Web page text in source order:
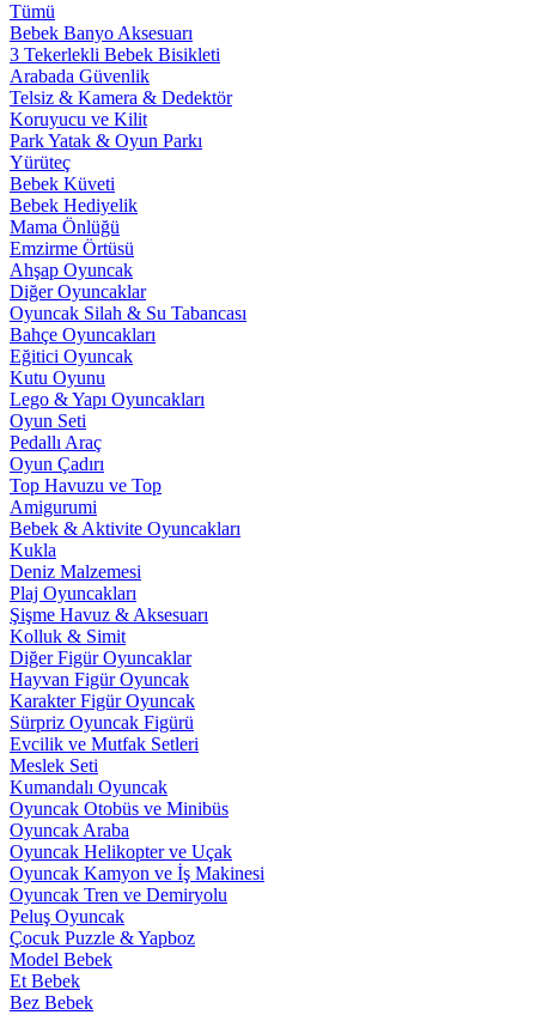
Tümü
Bebek Banyo Aksesuarı
3 Tekerlekli Bebek Bisikleti
Arabada Güvenlik
Telsiz & Kamera & Dedektör
Koruyucu ve Kilit
Park Yatak & Oyun Parkı
Yürüteç
Bebek Küveti
Bebek Hediyelik
Mama Önlüğü
Emzirme Örtüsü
Ahşap Oyuncak
Diğer Oyuncaklar
Oyuncak Silah & Su Tabancası
Bahçe Oyuncakları
Eğitici Oyuncak
Kutu Oyunu
Lego & Yapı Oyuncakları
Oyun Seti
Pedallı Araç
Oyun Çadırı
Top Havuzu ve Top
Amigurumi
Bebek & Aktivite Oyuncakları
Kukla
Deniz Malzemesi
Plaj Oyuncakları
Şişme Havuz & Aksesuarı
Kolluk & Simit
Diğer Figür Oyuncaklar
Hayvan Figür Oyuncak
Karakter Figür Oyuncak
Sürpriz Oyuncak Figürü
Evcilik ve Mutfak Setleri
Meslek Seti
Kumandalı Oyuncak
Oyuncak Otobüs ve Minibüs
Oyuncak Araba
Oyuncak Helikopter ve Uçak
Oyuncak Kamyon ve İş Makinesi
Oyuncak Tren ve Demiryolu
Peluş Oyuncak
Çocuk Puzzle & Yapboz
Model Bebek
Et Bebek
Bez Bebek